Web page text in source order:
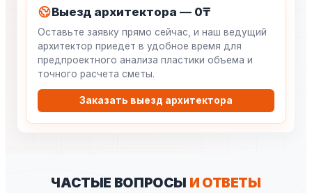
Выезд архитектора — 0₸
Оставьте заявку прямо сейчас, и наш ведущий
архитектор приедет в удобное время для
предпроектного анализа пластики объема и
точного расчета сметы.
Заказать выезд архитектора
ЧАСТЫЕ ВОПРОСЫ И ОТВЕТЫ